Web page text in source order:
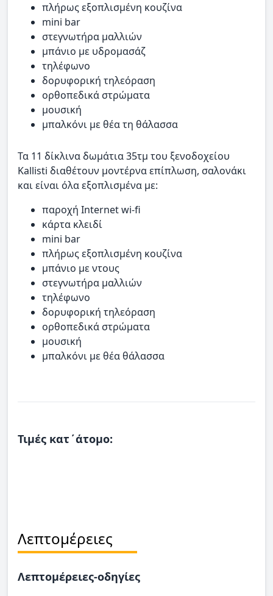
πλήρως εξοπλισμένη κουζίνα
mini bar
στεγνωτήρα μαλλιών
μπάνιο με υδρομασάζ
τηλέφωνο
δορυφορική τηλεόραση
ορθοπεδικά στρώματα
μουσική
μπαλκόνι με θέα τη θάλασσα
Τα 11 δίκλινα δωμάτια 35τμ του ξενοδοχείου
Kallisti διαθέτουν μοντέρνα επίπλωση, σαλονάκι
και είναι όλα εξοπλισμένα με:
παροχή Internet wi-fi
κάρτα κλειδί
mini bar
πλήρως εξοπλισμένη κουζίνα
μπάνιο με ντους
στεγνωτήρα μαλλιών
τηλέφωνο
δορυφορική τηλεόραση
ορθοπεδικά στρώματα
μουσική
μπαλκόνι με θέα θάλασσα
Τιμές κατ΄άτομο:
Λεπτομέρειες
Λεπτομέρειες-οδηγίες